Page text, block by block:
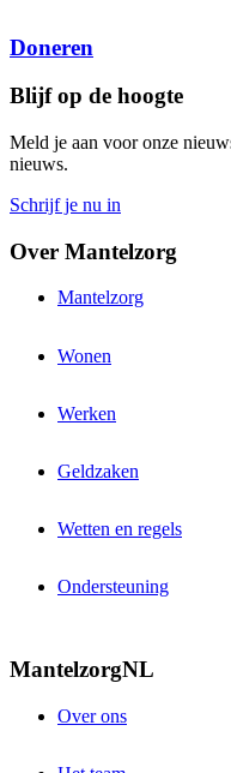
Doneren
Blijf op de hoogte
Meld je aan voor onze
nieuws.
Schrijf je nu in
Over Mantelzorg
Mantelzorg
Wonen
Werken
Geldzaken
Wetten en regels
Ondersteuning
MantelzorgNL
Over ons